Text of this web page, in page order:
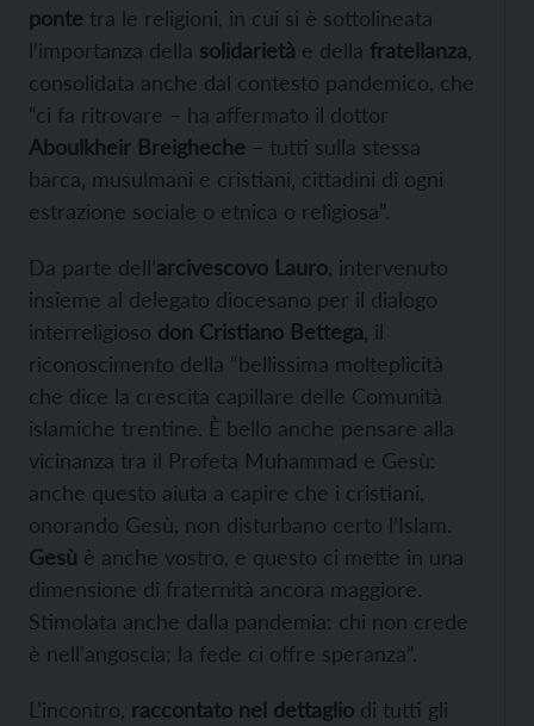
ponte tra le religioni, in cui si è sottolineata
l’importanza della solidarietà e della fratellanza
consolidata anche dal contesto pandemico, che
“ci fa ritrovare – ha affermato il dottor
Aboulkheir Breigheche – tutti sulla stessa
barca, musulmani e cristiani, cittadini di ogni
estrazione sociale o etnica o religiosa”.
Da parte dell’arcivescovo Lauro , intervenuto
insieme al delegato diocesano per il dialogo
interreligioso don Cristiano Bettega , il
riconoscimento della “bellissima molteplicità
che dice la crescita capillare delle Comunità
islamiche trentine. È bello anche pensare alla
vicinanza tra il Profeta Muhammad e Gesù:
anche questo aiuta a capire che i cristiani,
onorando Gesù, non disturbano certo l’Islam.
Gesù è anche vostro, e questo ci mette in una
dimensione di fraternità ancora maggiore.
Stimolata anche dalla pandemia: chi non crede
è nell’angoscia; la fede ci offre speranza”.
L’incontro, raccontato nel dettaglio di tutti gli